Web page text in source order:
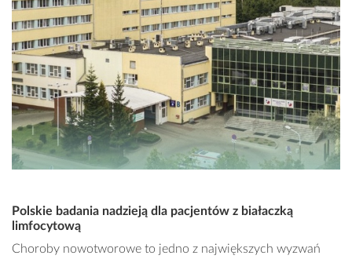
Polskie badania nadzieją dla pacjentów z białaczką
limfocytową
Choroby nowotworowe to jedno z największych wyzwań